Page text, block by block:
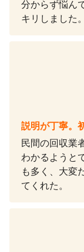
分からず悩ん
キリしました。
説明が丁寧。
民間の回収業
わかるようと
も多く、大変
てくれた。